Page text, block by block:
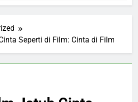
Seperti di Film: Cinta di Film